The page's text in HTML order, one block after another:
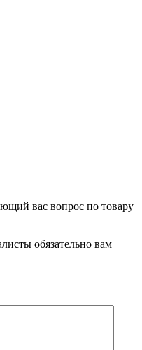
вас вопрос по товару
обязательно вам